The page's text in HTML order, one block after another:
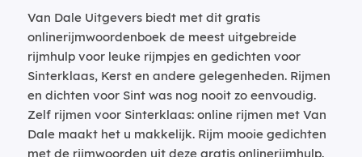
Van Dale Uitgevers biedt met dit gratis
onlinerijmwoordenboek de meest uitgebreide
rijmhulp voor leuke rijmpjes en gedichten voor
Sinterklaas, Kerst en andere gelegenheden. Rijmen
en dichten voor Sint was nog nooit zo eenvoudig.
Zelf rijmen voor Sinterklaas: online rijmen met Van
Dale maakt het u makkelijk. Rijm mooie gedichten
met de rijmwoorden uit deze gratis onlinerijmhulp.